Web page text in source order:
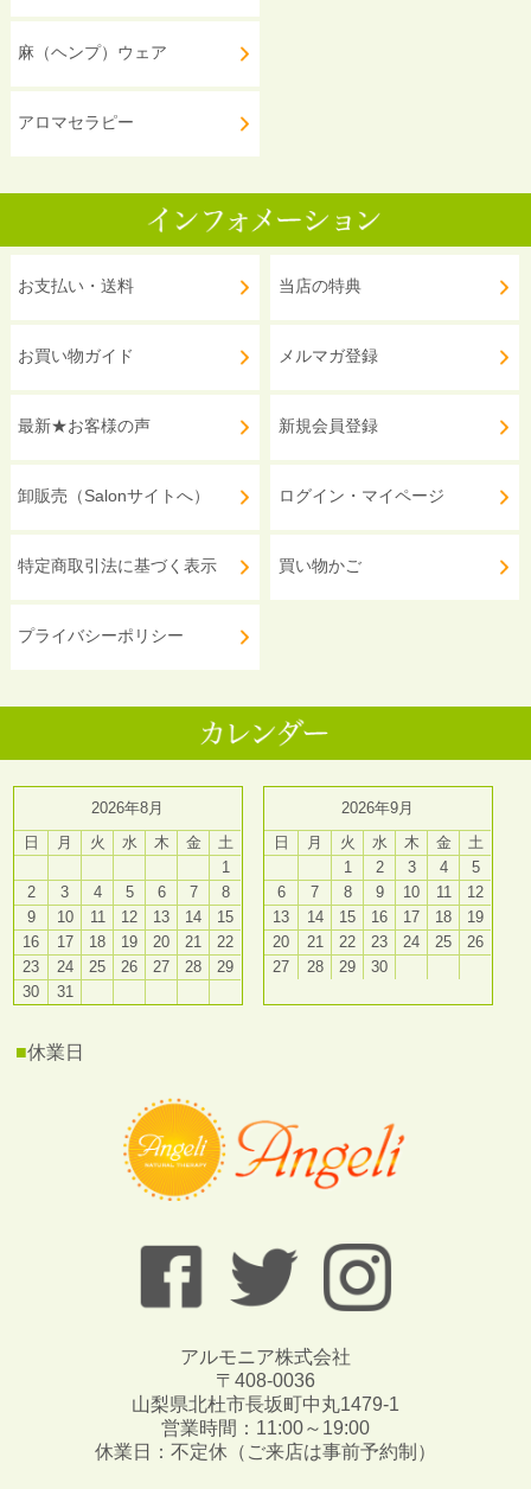
麻（ヘンプ）ウェア
アロマセラピー
お支払い・送料
お買い物ガイド
最新★お客様の声
卸販売（Salonサイトへ）
特定商取引法に基づく表示
プライバシーポリシー
当店の特典
メルマガ登録
新規会員登録
ログイン・マイページ
買い物かご
2026年8月
日
月 火 水 木 金
土
1
2
3 4 5 6 7
8
9
10 11 12 13 14
15
16
17 18 19 20 21
22
23
24 25 26 27 28
29
30
31
2026年9月
日
月 火 水 木 金
土
1
2 3 4
5
6
7 8 9 10 11
12
13
14 15 16 17 18
19
20
21 22 23 24 25
26
27
28 29 30
■休業日
アルモニア株式会社
〒408-0036
山梨県北杜市長坂町中丸1479-1
営業時間：11:00～19:00
休業日：不定休（ご来店は事前予約制）